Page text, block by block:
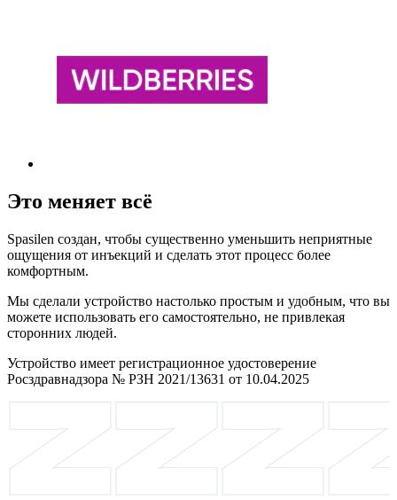
Это меняет всё
Spasilen создан, чтобы существенно уменьшить неприятные
ощущения от инъекций и сделать этот процесс более
комфортным.
Мы сделали устройство настолько простым и удобным, что вы
можете использовать его самостоятельно, не привлекая
сторонних людей.
Устройство имеет регистрационное удостоверение
Росздравнадзора № РЗН 2021/13631 от 10.04.2025